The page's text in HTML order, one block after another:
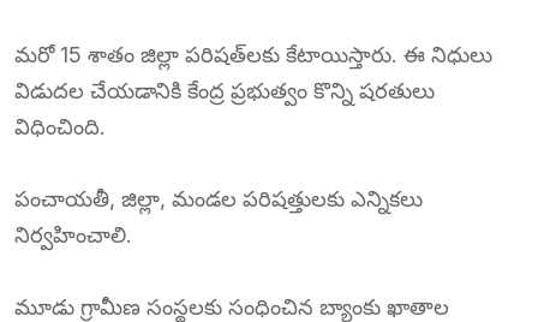
మరో 15 శాతం జిల్లా పరిషత్‌లకు కేటాయిస్తారు. ఈ నిధులు
విడుదల చేయడానికి కేంద్ర ప్రభుత్వం కొన్ని షరతులు
విధించింది.
పంచాయతీ, జిల్లా, మండల పరిషత్తులకు ఎన్నికలు
నిర్వహించాలి.
మూడు గ్రామీణ సంస్థలకు సంధించిన బ్యాంకు ఖాతాల